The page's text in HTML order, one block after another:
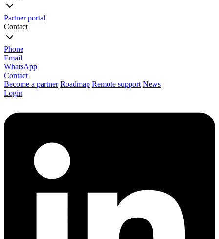
Partner portal
Contact
Phone
Email
WhatsApp
Contact
Become a partner Roadmap Remote support News
Login